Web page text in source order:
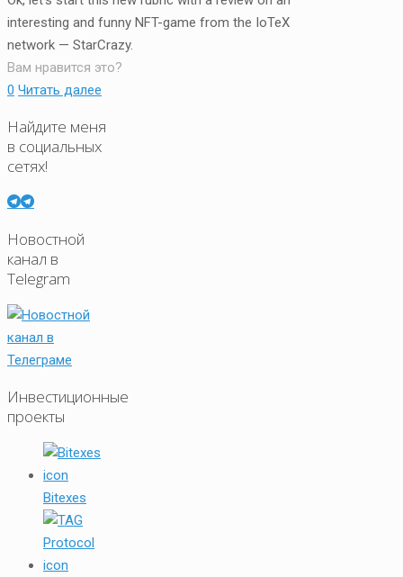
interesting and funny NFT-game from the IoTeX
network — StarCrazy.
Вам нравится это?
0 Читать далее
Найдите меня
в социальных
сетях!
Новостной
канал в
Telegram
Инвестиционные
проекты
Bitexes